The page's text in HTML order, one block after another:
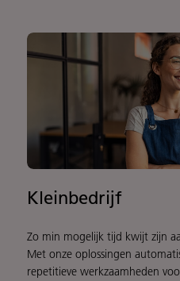
Kleinbedrijf
Zo min mogelijk tijd kwijt zijn
Met onze oplossingen
repetitieve werkzaamheden